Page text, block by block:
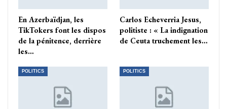
En Azerbaïdjan, les
TikTokers font les dispos
de la pénitence, derrière
les…
Carlos Echeverria Jesus,
politiste : « La indignation
de Ceuta truchement les…
POLITICS POLITICS